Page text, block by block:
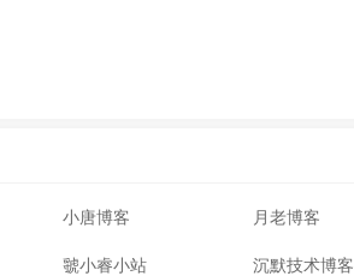
小唐博客 月老博客
虢小睿小站 沉默技术博客